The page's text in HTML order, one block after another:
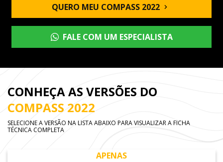
QUERO MEU COMPASS 2022
FALE COM UM ESPECIALISTA
CONHEÇA AS VERSÕES DO
COMPASS 2022
SELECIONE A VERSÃO NA LISTA ABAIXO PARA VISUALIZAR A FICHA
TÉCNICA COMPLETA
APENAS